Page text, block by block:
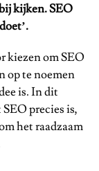
kijken. SEO
kiezen om SEO
op te noemen
is. In dit
precies is,
het raadzaam